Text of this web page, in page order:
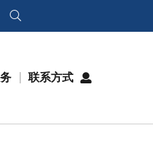
联系方式